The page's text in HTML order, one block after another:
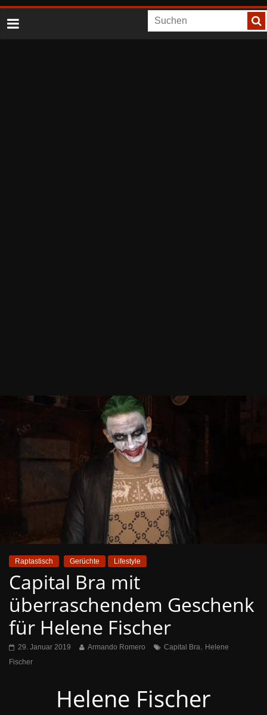
Raptastisch Gerüchte Lifestyle
Capital Bra mit
überraschendem Geschenk
für Helene Fischer
29. Januar 2019 Armando Romero Capital Bra, Helene
Fischer
Helene Fischer